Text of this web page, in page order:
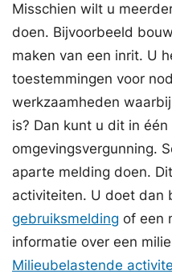
Misschien wilt u
doen. Bijvoorbeeld
maken van een inrit. U
toestemmingen voor
werkzaamheden
is? Dan kunt u dit in
omgevingsvergunning.
aparte melding doen.
activiteiten. U doet dan
gebruiksmelding of een
informatie over een
Milieubelastende